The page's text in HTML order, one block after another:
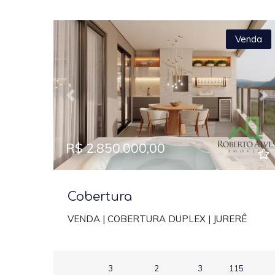
Previous
Venda
R$ 2.850.000,00
Cobertura
VENDA | COBERTURA DUPLEX | JURERÊ
3 2 3 115